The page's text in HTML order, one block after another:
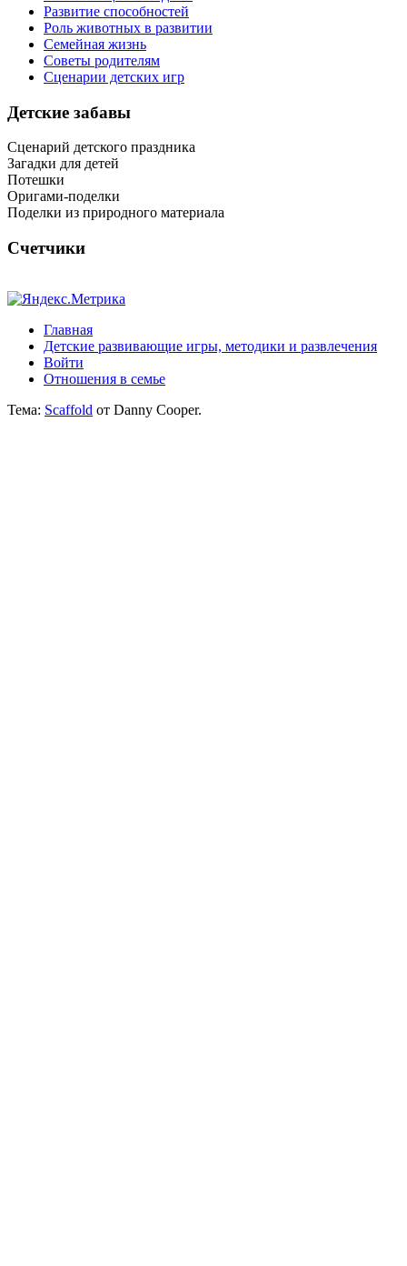
Развитие способностей
Роль животных в развитии
Семейная жизнь
Советы родителям
Сценарии детских игр
Детские забавы
Сценарий детского праздника
Загадки для детей
Потешки
Оригами-поделки
Поделки из природного материала
Счетчики
Главная
Детские развивающие игры, методики и развлечения
Войти
Отношения в семье
Тема: Scaffold от Danny Cooper.